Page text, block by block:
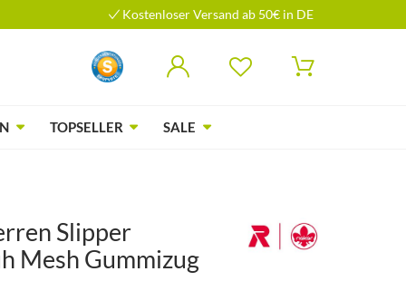
Kostenloser Versand ab 50€ in DE
TOPSELLER SALE
Slipper
Mesh Gummizug